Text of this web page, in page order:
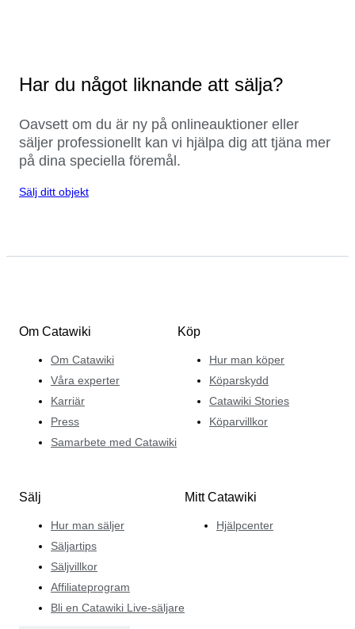
Har du något liknande att sälja?
Oavsett om du är ny på onlineauktioner eller
säljer professionellt kan vi hjälpa dig att tjäna mer
på dina speciella föremål.
Sälj ditt objekt
Om Catawiki
Om Catawiki
Våra experter
Karriär
Press
Samarbete med Catawiki
Köp
Hur man köper
Köparskydd
Catawiki Stories
Köparvillkor
Sälj
Hur man säljer
Säljartips
Säljvillkor
Affiliateprogram
Bli en Catawiki Live-säljare
Mitt Catawiki
Hjälpcenter